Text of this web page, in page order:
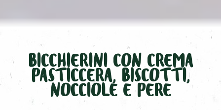
BICCHIERINI CON CREMA
PASTICCERA, BISCOTTI,
NOCCIOLE E PERE